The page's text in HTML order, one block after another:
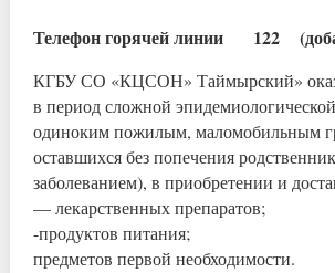
Телефон горячей линии 122
КГБУ СО «КЦСОН» Таймырский»
в период сложной
одиноким пожилым, маломобильным
оставшихся без попечения
заболеванием), в приобретении и
— лекарственных препаратов;
-продуктов питания;
предметов первой необходимости.